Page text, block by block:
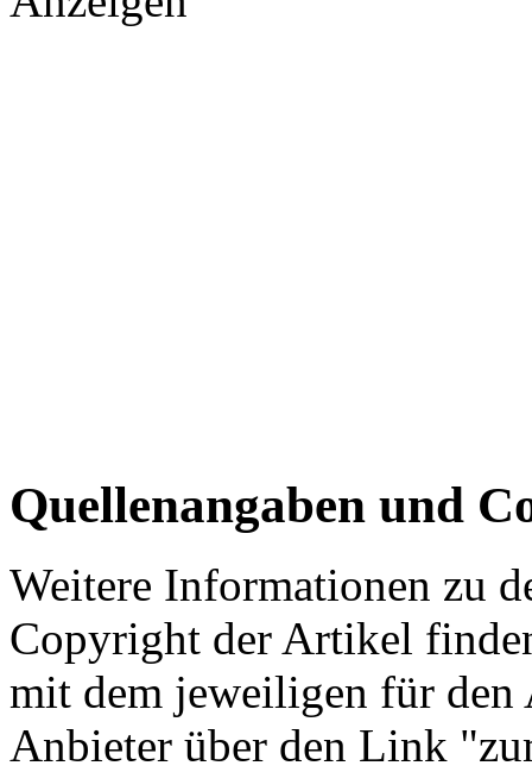
Quellenangaben und
Weitere Informationen zu
Copyright der Artikel
mit dem jeweiligen für
Anbieter über den Link